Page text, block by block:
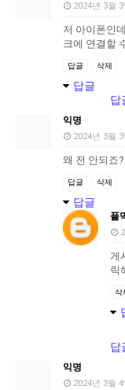
2024년 3월
저 아이폰인
크에 연결할
답글 삭제
답글
답
익명
2024년 3월
왜 전 안되죠
답글 삭제
답글
풀
게
릭
삭
답
익명
2024년 3월